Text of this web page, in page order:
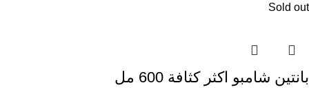
Sold out
بانتين شامبو اكثر كثافة 600 مل